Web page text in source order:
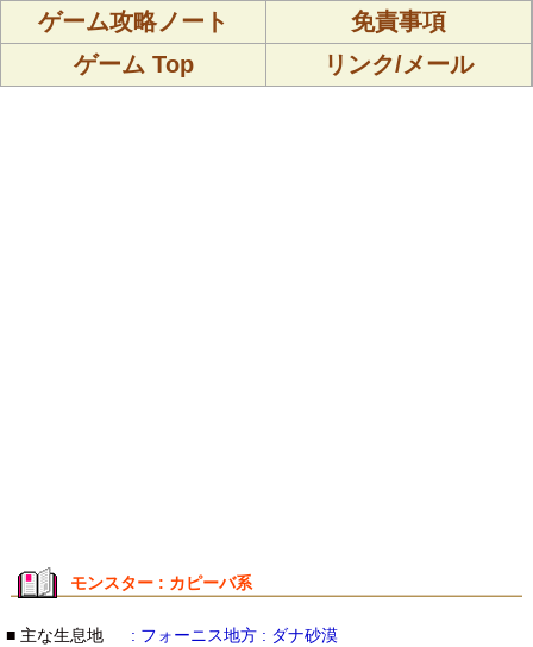
ゲーム攻略ノート
免責事項
ゲーム Top
リンク/メール
モンスター : カピーバ系
■ 主な生息地
: フォーニス地方 : ダナ砂漠